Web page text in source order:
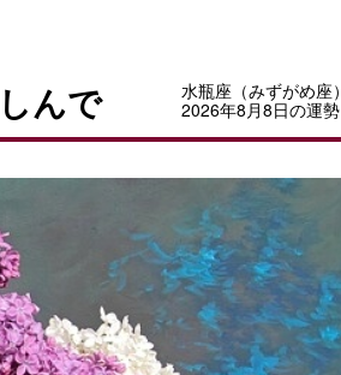
んで
水瓶座（みずがめ座）
2026年8月8日の運勢